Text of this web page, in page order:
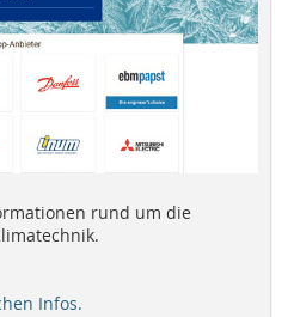
rund um die
Infos.